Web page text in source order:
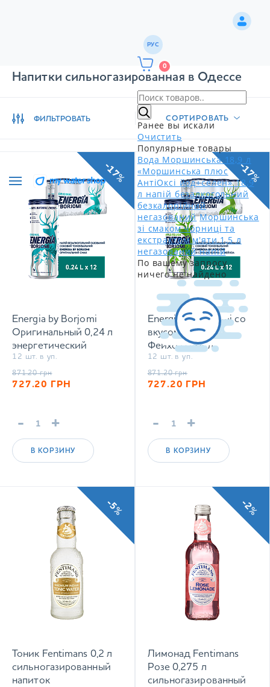
РУС
0
Ранее вы искали
Очистить
Популярные товары
Вода Моршинська 18,9 л
«Моршинська плюс
АнтіОксі йод+селен» 18,9
л напій безалкогольний
безкалорійний
негазований Моршинська
зі смаком чорниці та
екстрактом м'яти 1,5 л
негазований напій
По вашему запросу
ничего не найдено
Напитки сильногазированная в Одессе
ФИЛЬТРОВАТЬ СОРТИРОВАТЬ
Energia by Borjomi
Оригинальный 0,24 л
энергетический
сильногазированный
напиток
12 шт. в уп.
871.20 грн
727.20 ГРН
- +
В КОРЗИНУ
-17%
Energia by Borjomi со
вкусом Яблока и
Фейхоа 0,24 л
энергетический
сильногазированный
напиток
12 шт. в уп.
871.20 грн
727.20 ГРН
- +
В КОРЗИНУ
-17%
Тоник Fentimans 0,2 л
сильногазированный
напиток
-5%
Лимонад Fentimans
Розе 0,275 л
сильногазированный
-2%